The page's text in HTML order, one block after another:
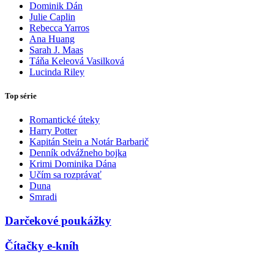
Dominik Dán
Julie Caplin
Rebecca Yarros
Ana Huang
Sarah J. Maas
Táňa Keleová Vasilková
Lucinda Riley
Top série
Romantické úteky
Harry Potter
Kapitán Stein a Notár Barbarič
Denník odvážneho bojka
Krimi Dominika Dána
Učím sa rozprávať
Duna
Smradi
Darčekové poukážky
Čítačky e-kníh